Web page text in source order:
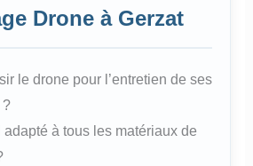
Drone à Gerzat
le drone pour l’entretien de ses
?
adapté à tous les matériaux de